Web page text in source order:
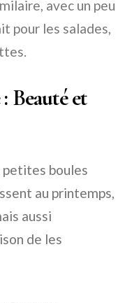
avec un peu
pour les salades,
Beauté et
boules
au printemps,
aussi
de les